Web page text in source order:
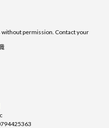
permission. Contact your